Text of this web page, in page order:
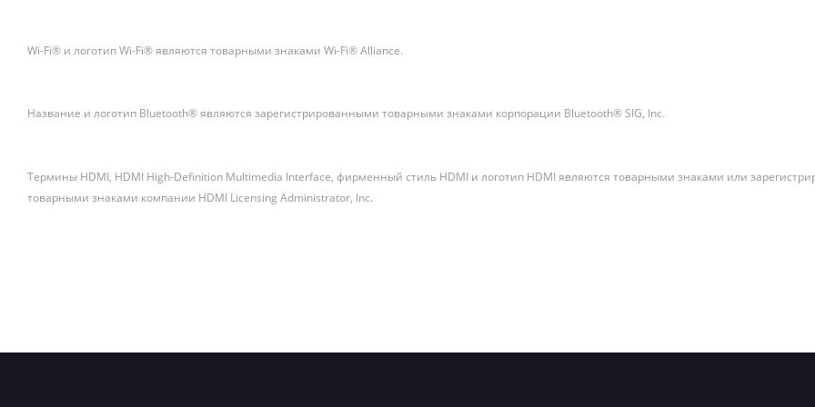
Wi-Fi® и логотип Wi-Fi® являются товарными знаками Wi-Fi® Alliance.
Название и логотип Bluetooth® являются зарегистрированными товарными знаками корпорации Bluetooth® SIG, Inc.
Термины HDMI, HDMI High-Definition Multimedia Interface, фирменный стиль HDMI и логотип HDMI являются товарными знаками или
товарными знаками компании HDMI Licensing Administrator, Inc.